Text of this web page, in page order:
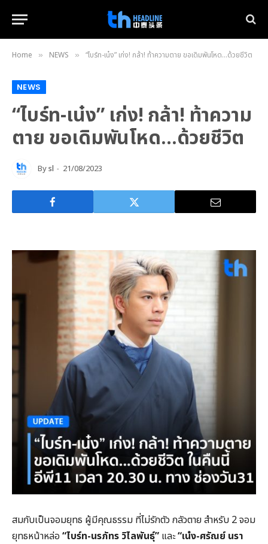
Home » NEWS » “ไบร์ท-เน๋ง” เก่ง! กล้า! ท้าความตาย ขอเดิมพันโหด…ด้วยชีวิต
NEWS
“ไบร์ท-เน๋ง” เก่ง! กล้า! ท้าความ
ตาย ขอเดิมพันโหด…ด้วยชีวิต
Bysl 21/08/2023
สมกับเป็นจอมยุทธ ผู้มีคุณธรรม ที่ไม่รักตัว กลัวตาย สำหรับ 2 จอม
ยุทธหน้าหล่อ “ไบร์ท-นรภัทร วิไลพันธุ์” และ“เน๋ง-ศรัณย์ นรา